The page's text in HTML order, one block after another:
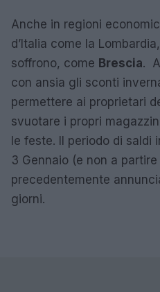
Anche in regioni
d’Italia come la
soffrono, come Brescia.
con ansia gli sconti
permettere ai proprietari
svuotare i propri
le feste. Il periodo di saldi
3 Gennaio (e non a
precedentemente
giorni.